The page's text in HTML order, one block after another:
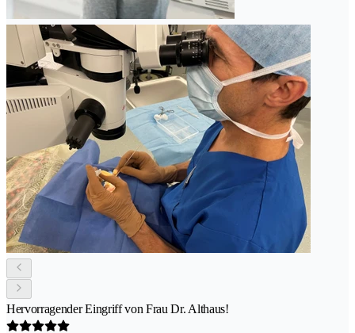
Hervorragender Eingriff von Frau Dr. Althaus!